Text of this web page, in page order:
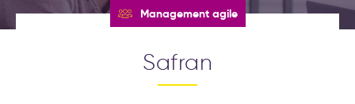
Formations leadership et
Cockpit IA® : la méthode pour
déployer l'IA au service de
votre stratégie d’entreprise
Nos formations Management agile
Safran